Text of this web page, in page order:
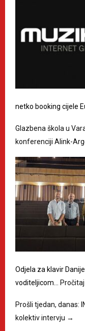
netko booking cijele
Glazbena škola u
konferenciji Alink-
Odjela za klavir
voditeljicom…
Pročitaj
Prošli tjedan, danas:
kolektiv intervju →